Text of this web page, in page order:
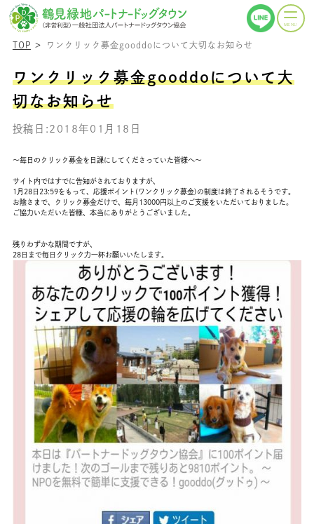
TOP ワンクリック募金gooddoについて大切なお知らせ
ワンクリック募金gooddoについて大
切なお知らせ
投稿日:2018年01月18日
～毎日のクリック募金を日課にしてくださっていた皆様へ～
サイト内ではすでに告知がされておりますが、
1月28日23:59をもって、応援ポイント(ワンクリック募金)の制度は終了されるそうです。
お陰さまで、クリック募金だけで、毎月13000円以上のご支援をいただいておりました。
ご協力いただいた皆様、本当にありがとうございました。
残りわずかな期間ですが、
28日まで毎日クリック力一杯お願いいたします。